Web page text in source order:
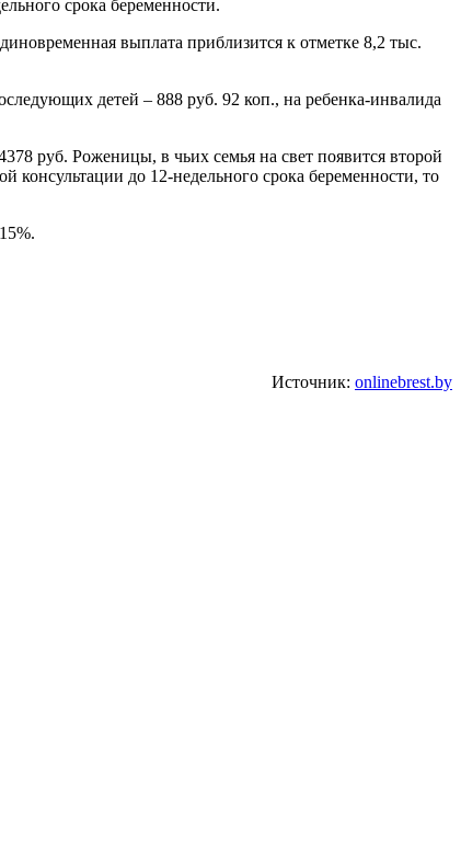
срока беременности.
выплата приблизится к отметке 8,2 тыс.
детей – 888 руб. 92 коп., на ребенка-инвалида
руб. Роженицы, в чьих семья на свет появится второй
консультации до 12-недельного срока беременности, то
Источник: onlinebrest.by